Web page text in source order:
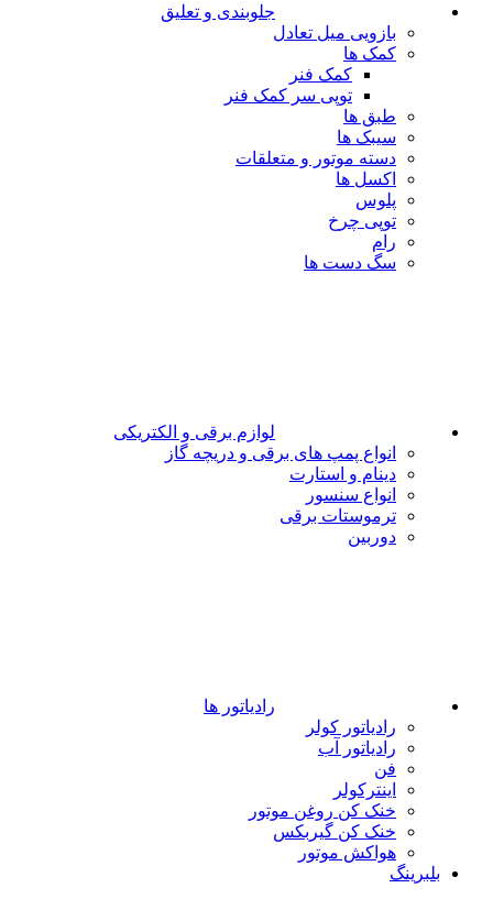
جلوبندی و تعلیق
بازویی میل تعادل
کمک ها
کمک فنر
توپی سر کمک فنر
طبق ها
سیبک ها
دسته موتور و متعلقات
اکسل ها
پلوس
توپی چرخ
رام
سگ دست ها
لوازم برقی و الکتریکی
انواع پمپ های برقی و دریچه گاز
دینام و استارت
انواع سنسور
ترموستات برقی
دوربین
رادیاتور ها
رادیاتور کولر
رادیاتور آب
فن
اینترکولر
خنک کن روغن موتور
خنک کن گیربکس
هواکش موتور
بلبرینگ